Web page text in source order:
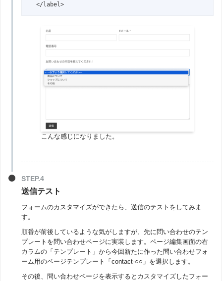
  </label>
こんな感じになりました。
送信テスト
フォームのカスタマイズができたら、送信のテストをしてみま
す。
順番が前後しているような気がしますが、先に問い合わせのテン
プレートを問い合わせページに実装します。ページ編集画面の右
カラムの「テンプレート」から今回新たに作った問い合わせフォ
ーム用のページテンプレート「contact-○○」を選択します。
その後、問い合わせページを表示するとカスタマイズしたフォー